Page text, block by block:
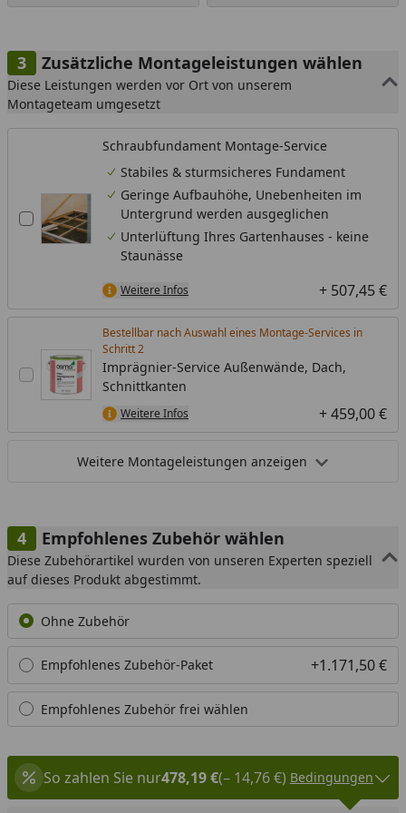
Zusätzliche Montageleistungen wählen
Diese Leistungen werden vor Ort von unserem
Montageteam umgesetzt
Schraubfundament Montage-Service
Stabiles & sturmsicheres Fundament
Geringe Aufbauhöhe, Unebenheiten im
Untergrund werden ausgeglichen
Unterlüftung Ihres Gartenhauses - keine
Staunässe
Weitere Infos + 507,45 €
Bestellbar nach Auswahl eines Montage-Services in
Schritt
Imprägnier-Service Außenwände, Dach,
Schnittkanten
Weitere Infos + 459,00 €
Weitere Montageleistungen anzeigen
Empfohlenes Zubehör wählen
Diese Zubehörartikel wurden von unseren Experten speziell
auf dieses Produkt abgestimmt.
Ohne Zubehör
Empfohlenes Zubehör-Paket +1.171,50 €
Empfohlenes Zubehör frei wählen
So zahlen Sie nur478,19 €(– 14,76 €) Bedingungen